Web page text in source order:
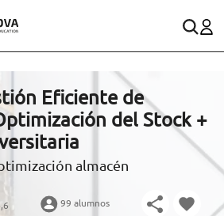
en España)
Eficiente de
del Stock +
almacén
99 alumnos